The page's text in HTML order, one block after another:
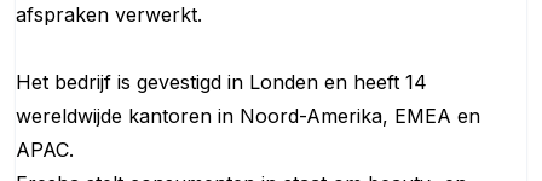
afspraken verwerkt.
Het bedrijf is gevestigd in Londen en heeft 14
wereldwijde kantoren in Noord-Amerika, EMEA en
APAC.